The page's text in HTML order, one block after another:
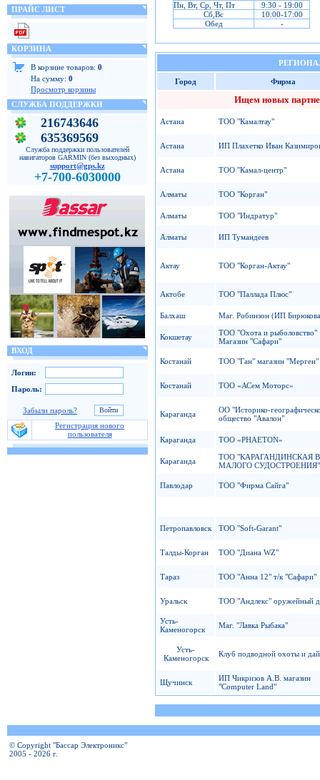
ПРАЙС ЛИСТ
КОРЗИНА
В корзине товаров: 0
На сумму: 0
Просмотр корзины
СЛУЖБА ПОДДЕРЖКИ
216743646
635369569
Служба поддержки пользователей
навигаторов GARMIN (без выходных)
support@gps.kz
+7-700-6030000
ВХОД
Логин:
Пароль:
Забыли пароль?
Регистрация нового
пользователя
Пн, Вт, Ср, Чт, Пт
9:30 - 19:00
Сб,Вс
10:00-17:00
Обед
-
Город Фирма
Ищем новых
Астана ТОО "Камалтау"
Астана ИП Плахетко Иван
Астана ТОО "Камал-центр"
Алматы ТОО "Корган"
Алматы ТОО "Индратур"
Алматы ИП Тумандеев
Актау ТОО "Корган-Актау"
Актобе ТОО "Паллада Плюс"
Балхаш Маг. Робинзон (ИП
Кокшетау
ТОО "Охота и рыболовство"
Магазин "Сафари"
Костанай ТОО "Ган" магазин "Мерген"
Костанай ТОО «АСем Моторс»
Караганда
ОО "Историко-
общество "Авалон"
Караганда ТОО «PHAETON»
Караганда
ТОО "КАРАГАНДИНСКАЯ
МАЛОГО СУДОСТРОЕНИЯ"
Павлодар ТОО "Фирма Сайга"
Петропавловск ТОО "Soft-Garant"
Талды-Корган ТОО "Диана WZ"
Тараз ТОО "Анна 12" т/к "Сафари"
Уральск ТОО "Андлекс" оружейный
Усть-
Каменогорск
Маг. "Лавка Рыбака"
Усть-
Каменогорск
Клуб подводной охоты и
Щучинск
ИП Чикризов А.В. магазин
"Computer Land"
© Copyright "Бассар Электроникс"
2005 - 2026 г.